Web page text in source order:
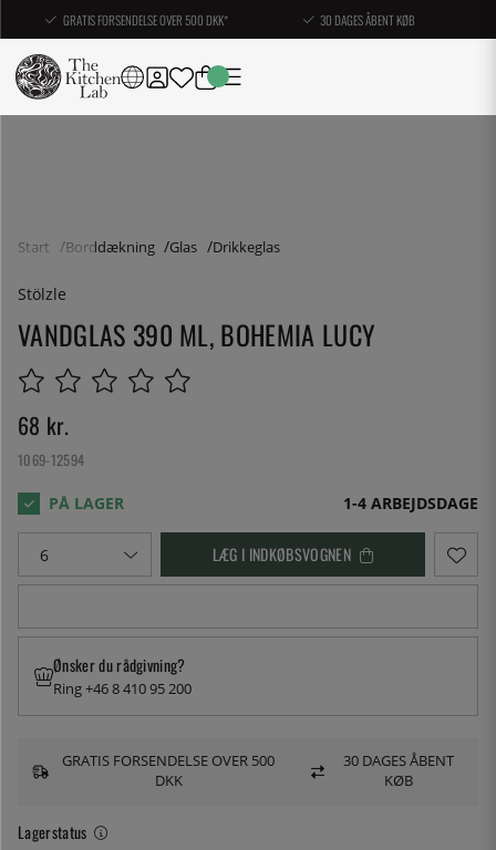
GRATIS FORSENDELSE OVER 500 DKK* 30 DAGES ÅBENT KØB
Start Borddækning Glas Drikkeglas
Stölzle
VANDGLAS 390 ML, BOHEMIA LUCY
68 kr.
1069-12594
1-4 ARBEJDSDAGE
LÆG I INDKØBSVOGNEN
Lagerstatus
Ønsker du rådgivning?
Ring +46 8 410 95 200
GRATIS FORSENDELSE OVER 500
DKK
30 DAGES ÅBENT
KØB